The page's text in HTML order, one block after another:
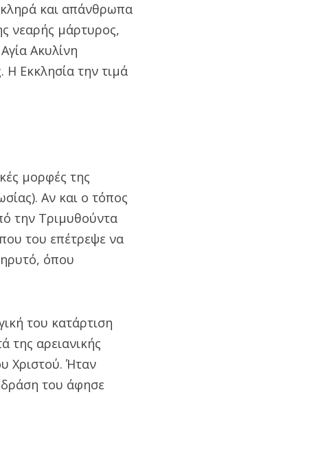
και απάνθρωπα
νεαρής μάρτυρος,
Ακυλίνη
Η Εκκλησία την τιμά
μορφές της
Αν και ο τόπος
την Τριμυθούντα
του επέτρεψε να
όπου
του κατάρτιση
της αρειανικής
Χριστού. Ήταν
δράση του άφησε